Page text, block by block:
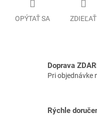
OPÝTAŤ SA ZDIEĽAŤ
Doprava
Pri objednávke
Rýchle